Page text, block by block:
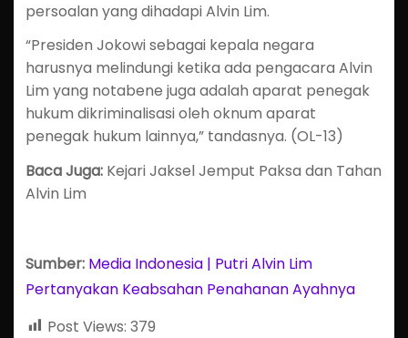
persoalan yang dihadapi Alvin Lim.
“Presiden Jokowi sebagai kepala negara
harusnya melindungi ketika ada pengacara Alvin
Lim yang notabene juga adalah aparat penegak
hukum dikriminalisasi oleh oknum aparat
penegak hukum lainnya,” tandasnya. (OL-13)
Baca Juga: Kejari Jaksel Jemput Paksa dan Tahan
Alvin Lim
Sumber: Media Indonesia | Putri Alvin Lim
Pertanyakan Keabsahan Penahanan Ayahnya
Post Views: 379